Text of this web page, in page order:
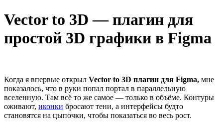
Vector to 3D — плагин для
простой 3D графики в Figma
Когда я впервые открыл Vector to 3D плагин для Figma, мне
показалось, что в руки попал портал в параллельную
вселенную. Там всё то же самое — только в объёме. Контуры
оживают, иконки бросают тени, а интерфейсы будто
становятся на цыпочки, чтобы показаться во весь рост.